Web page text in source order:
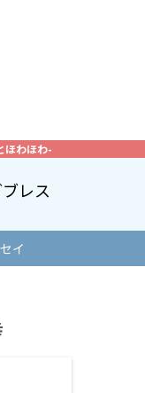
ほわほわ-
レス
イ